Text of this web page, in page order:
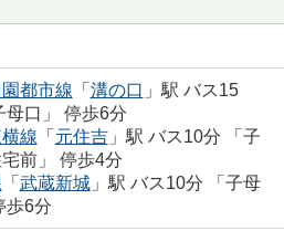
都市線 「 溝の口 」駅 バス15
母口」 停歩6分
線 「 元住吉」駅 バス10分 「子
前」 停歩4分
「 武蔵新城」駅 バス10分 「子母
歩6分